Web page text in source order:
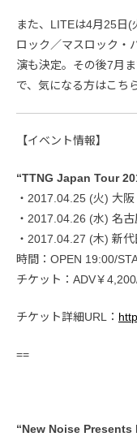
また、LITEは4月25日(
ロック／マスロック・
演も決定。その後7月
で、気になる方はこち
【イベント情報】
“TTNG Japan Tour
・2017.04.25 (火) 大
・2017.04.26 (水) 名
・2017.04.27 (木) 新
時間：OPEN 19:00/
チケット：ADV￥
チケット詳細URL：
==
“New Noise Presents